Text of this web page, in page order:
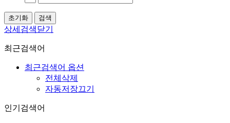
상세검색닫기
최근검색어
최근검색어 옵션
전체삭제
자동저장끄기
인기검색어